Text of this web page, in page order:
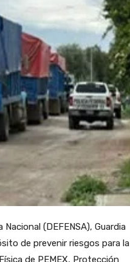
(DEFENSA), Guardia
de prevenir riesgos para la
de PEMEX, Protección